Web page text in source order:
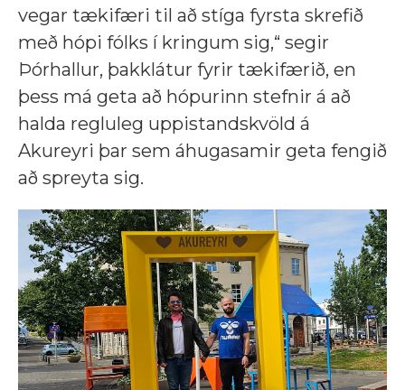
vegar tækifæri til að stíga fyrsta skrefið
með hópi fólks í kringum sig,“ segir
Þórhallur, þakklátur fyrir tækifærið, en
þess má geta að hópurinn stefnir á að
halda regluleg uppistandskvöld á
Akureyri þar sem áhugasamir geta fengið
að spreyta sig.